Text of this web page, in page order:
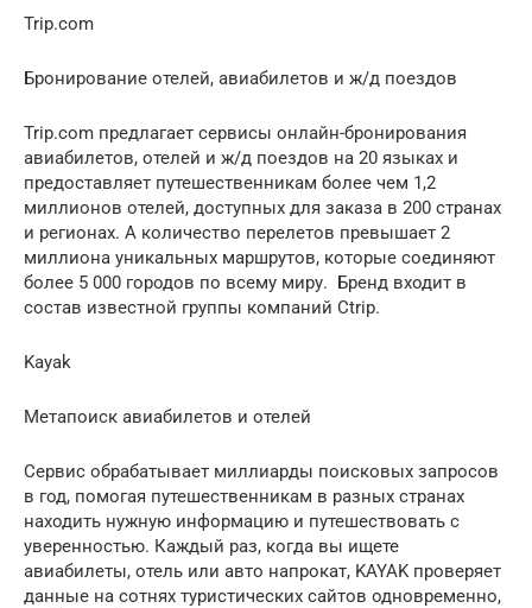
Trip.com
Бронирование отелей, авиабилетов и ж/д поездов
Trip.com предлагает сервисы онлайн-бронирования
авиабилетов, отелей и ж/д поездов на 20 языках и
предоставляет путешественникам более чем 1,2
миллионов отелей, доступных для заказа в 200 странах
и регионах. А количество перелетов превышает 2
миллиона уникальных маршрутов, которые соединяют
более 5 000 городов по всему миру. Бренд входит в
состав известной группы компаний Ctrip.
Kayak
Метапоиск авиабилетов и отелей
Сервис обрабатывает миллиарды поисковых запросов
в год, помогая путешественникам в разных странах
находить нужную информацию и путешествовать с
уверенностью. Каждый раз, когда вы ищете
авиабилеты, отель или авто напрокат, KAYAK проверяет
данные на сотнях туристических сайтов одновременно,